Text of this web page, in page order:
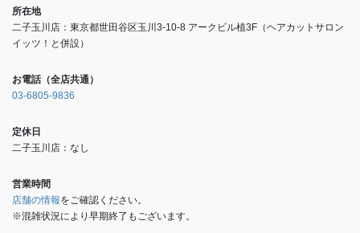
所在地
二子玉川店：東京都世田谷区玉川3-10-8 アークビル植3F（ヘアカットサロン
イッツ！と併設）
お電話（全店共通）
03-6805-9836
定休日
二子玉川店：なし
営業時間
店舗の情報をご確認ください。
※混雑状況により早期終了もございます。